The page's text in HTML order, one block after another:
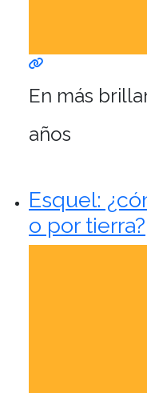
En más
años
Esquel:
o por tierra?